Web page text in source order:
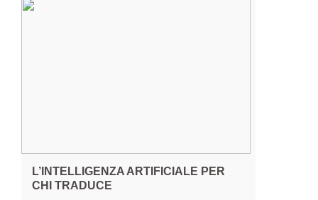
L’INTELLIGENZA ARTIFICIALE PER
CHI TRADUCE